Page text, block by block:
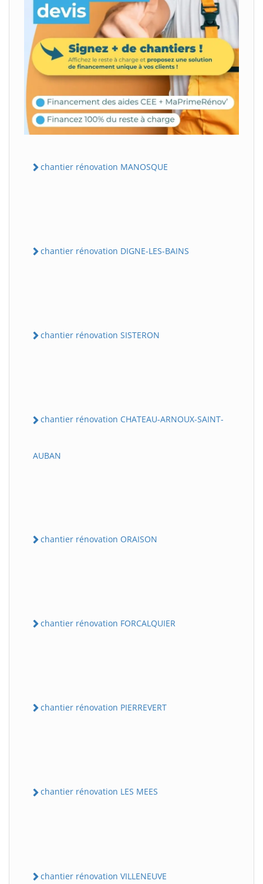
chantier rénovation MANOSQUE
chantier rénovation DIGNE-LES-BAINS
chantier rénovation SISTERON
chantier rénovation CHATEAU-ARNOUX-SAINT-
AUBAN
chantier rénovation ORAISON
chantier rénovation FORCALQUIER
chantier rénovation PIERREVERT
chantier rénovation LES MEES
chantier rénovation VILLENEUVE